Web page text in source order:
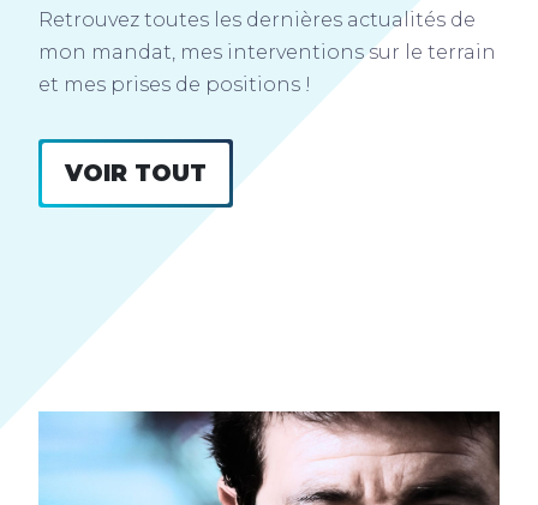
Retrouvez toutes les dernières actualités de
mon mandat, mes interventions sur le terrain
et mes prises de positions !
VOIR TOUT